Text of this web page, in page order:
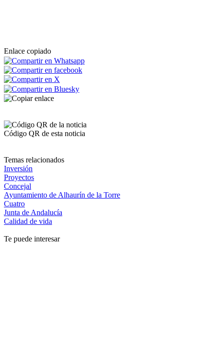
Enlace copiado
Código QR de esta noticia
Temas relacionados
Inversión
Proyectos
Concejal
Ayuntamiento de Alhaurín de la Torre
Cuatro
Junta de Andalucía
Calidad de vida
Te puede interesar